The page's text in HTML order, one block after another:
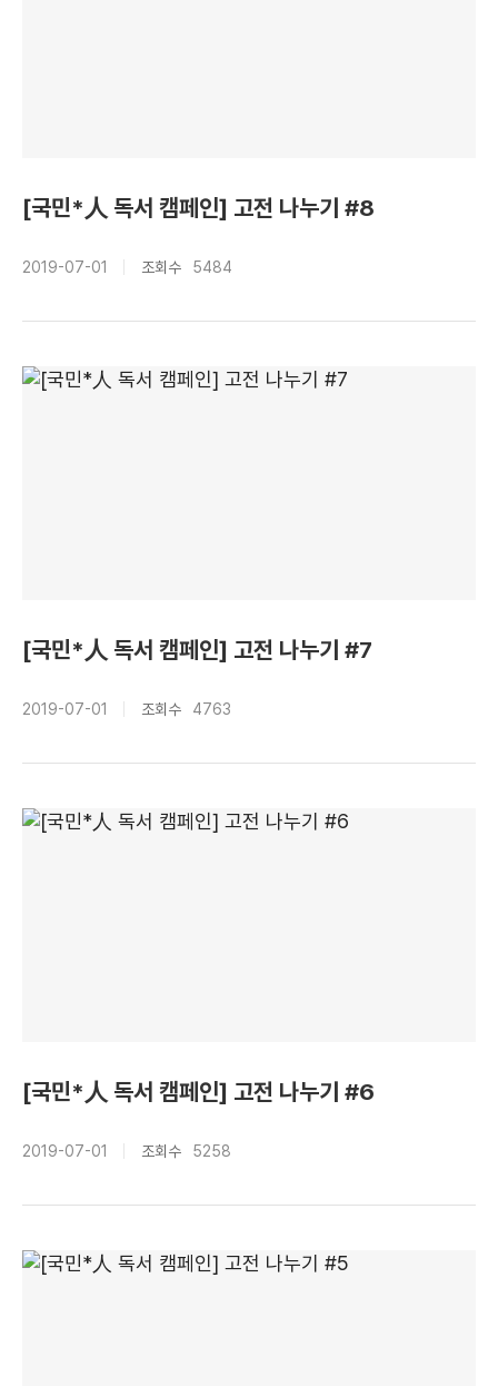
[국민*人 독서 캠페인] 고전 나누기 #8
2019-07-01 조회수 5484
[국민*人 독서 캠페인] 고전 나누기 #7
2019-07-01 조회수 4763
[국민*人 독서 캠페인] 고전 나누기 #6
2019-07-01 조회수 5258